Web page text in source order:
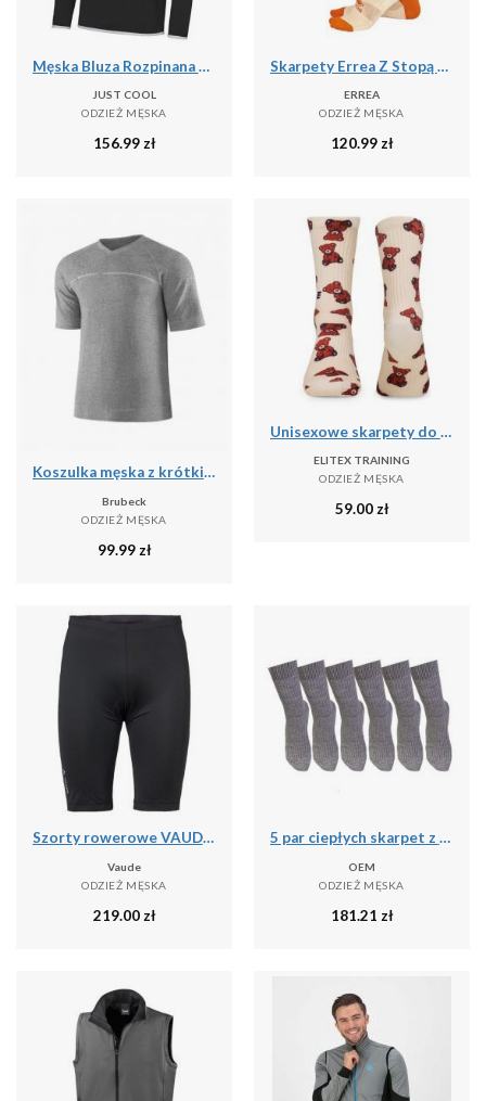
Męska Bluza Rozpinana Na Zamek Błyskawiczny
JUST COOL
ODZIEŻ MĘSKA
156.99zł
Skarpety Errea Z Stopą Dla Dorosłych Poliester Pomarańczowy Dorośli
ERREA
ODZIEŻ MĘSKA
120.99zł
Koszulka męska z krótkim rękawem do spania z dodatkiem lnu Brubeck COMFORT NIGHT
Brubeck
ODZIEŻ MĘSKA
99.99 zł
Unisexowe skarpety do cross treningu Performance Teddy Elitex Training
ELITEX TRAINING
ODZIEŻ MĘSKA
59.00zł
Szorty rowerowe VAUDE Matera II
Vaude
ODZIEŻ MĘSKA
219.00 zł
5 par ciepłych skarpet z wełny merino Szary
OEM
ODZIEŻ MĘSKA
181.21 zł